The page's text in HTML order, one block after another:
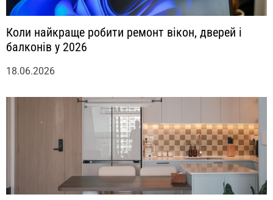
Коли найкраще робити ремонт вікон, дверей і
балконів у 2026
18.06.2026